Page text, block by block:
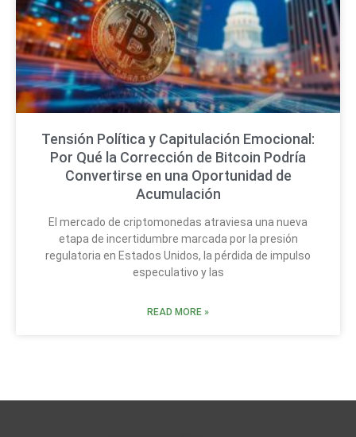
Tensión Política y Capitulación Emocional:
Por Qué la Corrección de Bitcoin Podría
Convertirse en una Oportunidad de
Acumulación
El mercado de criptomonedas atraviesa una nueva
etapa de incertidumbre marcada por la presión
regulatoria en Estados Unidos, la pérdida de impulso
especulativo y las
READ MORE »